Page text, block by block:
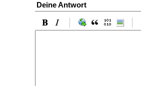
Deine Antwort